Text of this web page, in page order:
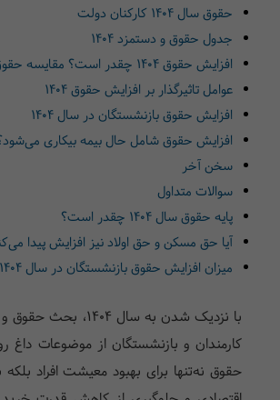
حقوق سال 1404 کارکنان دولت
جدول حقوق و دستمزد 1404
افزایش حقوق ۱۴۰۴ چقدر است؟ مقایسه حقوق سال 1404 و 1403
عوامل تاثیرگذار بر افزایش حقوق 1404
افزایش حقوق بازنشستگان در سال 1404
افزایش حقوق شامل حال بیمه بیکاری
سخن آخر
سوالات متداول
پایه حقوق سال ۱۴۰۴ چقدر است؟
آیا حق مسکن و حق اولاد نیز افزایش پیدا
میزان افزایش حقوق بازنشستگان در سال ۱۴۰۴ چقدر خواهد بود؟
با نزدیک شدن به سال
کارمندان و بازنشستگان از موضوعات داغ
حقوق نه‌تنها برای بهبود معیشت افراد